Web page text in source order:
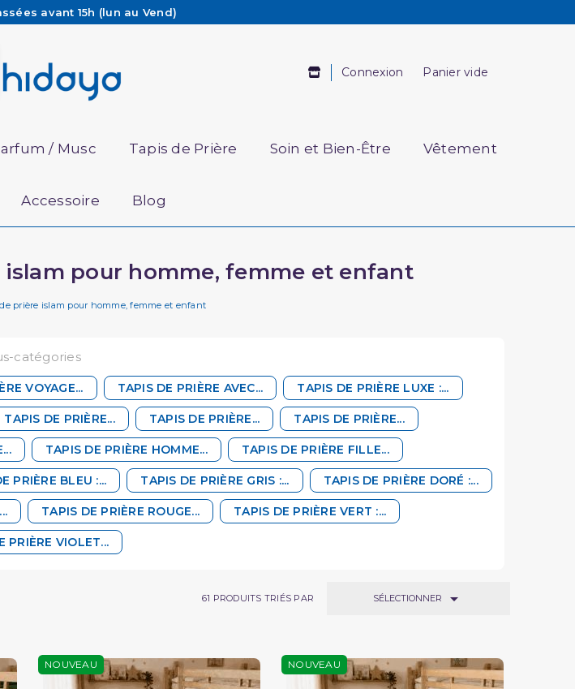
avant 15h (lun au Vend)
? Retrouvez notre FAQ
à partir de 65€ d'achat*
Connexion Panier vide
/ Musc Tapis de Prière Soin et Bien-Être Vêtement
Accessoire Blog
islam pour homme, femme et enfant
prière islam pour homme, femme et enfant
catégories
VOYAGE... TAPIS DE PRIÈRE AVEC... TAPIS DE PRIÈRE LUXE :...
TAPIS DE PRIÈRE... TAPIS DE PRIÈRE... TAPIS DE PRIÈRE...
TAPIS DE PRIÈRE HOMME... TAPIS DE PRIÈRE FILLE...
PRIÈRE BLEU :... TAPIS DE PRIÈRE GRIS :... TAPIS DE PRIÈRE DORÉ :...
TAPIS DE PRIÈRE ROUGE... TAPIS DE PRIÈRE VERT :...
PRIÈRE VIOLET...
61 PRODUITS TRIÉS PAR SÉLECTIONNER 
NOUVEAU NOUVEAU